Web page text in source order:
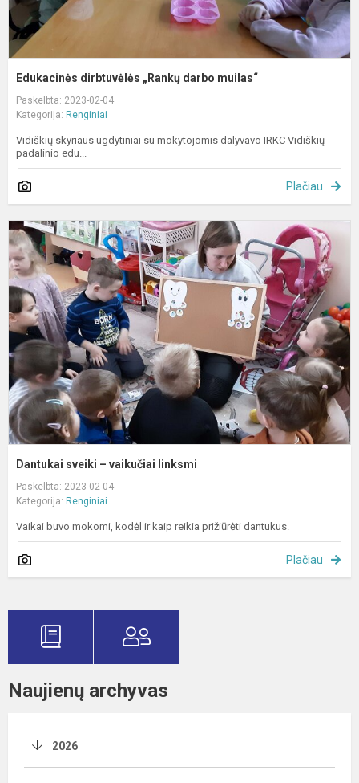
Edukacinės dirbtuvėlės „Rankų darbo muilas“
Paskelbta: 2023-02-04
Kategorija: Renginiai
Vidiškių skyriaus ugdytiniai su mokytojomis dalyvavo IRKC Vidiškių
padalinio edu...
Plačiau
Dantukai sveiki – vaikučiai linksmi
Paskelbta: 2023-02-04
Kategorija: Renginiai
Vaikai buvo mokomi, kodėl ir kaip reikia prižiūrėti dantukus.
Plačiau
Naujienų archyvas
2026